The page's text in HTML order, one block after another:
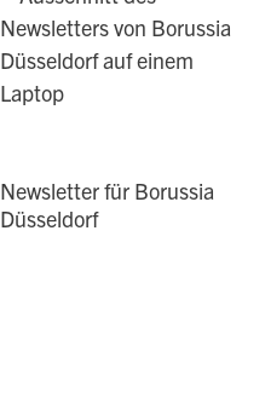
Newsletter für Borussia
Düsseldorf